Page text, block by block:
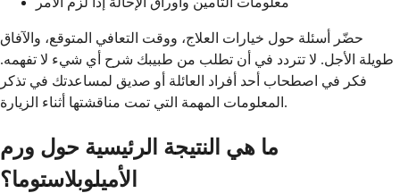
حضّر أسئلة حول خيارات العلاج، ووقت التعافي المتوقع، والآفاق
طويلة الأجل. لا تتردد في أن تطلب من طبيبك شرح أي شيء لا تفهمه.
فكر في اصطحاب أحد أفراد العائلة أو صديق لمساعدتك في تذكر
المعلومات المهمة التي تمت مناقشتها أثناء الزيارة.
ما هي النتيجة الرئيسية حول ورم
الأميلوبلاستوما؟